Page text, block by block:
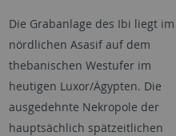
Die Grabanlage des Ibi liegt im
nördlichen Asasif auf dem
thebanischen Westufer im
heutigen Luxor/Ägypten. Die
ausgedehnte Nekropole der
hauptsächlich spätzeitlichen